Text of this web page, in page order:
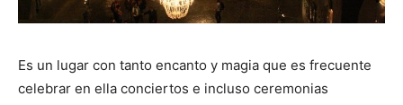
Es un lugar con tanto encanto y magia que es frecuente
celebrar en ella conciertos e incluso ceremonias